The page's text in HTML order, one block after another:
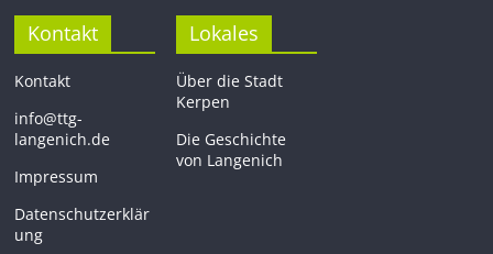
Kontakt
Kontakt
info@ttg-
langenich.de
Impressum
Datenschutzerklär
ung
Lokales
Über die Stadt
Kerpen
Die Geschichte
von Langenich